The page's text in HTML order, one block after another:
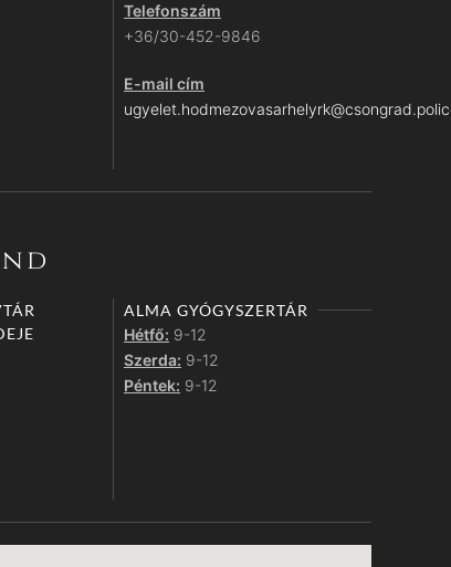
Telefonszám
+36/30-452-9846
E-mail cím
ALMA GYÓGYSZERTÁR
Hétfő: 9-12
Szerda: 9-12
Péntek: 9-12